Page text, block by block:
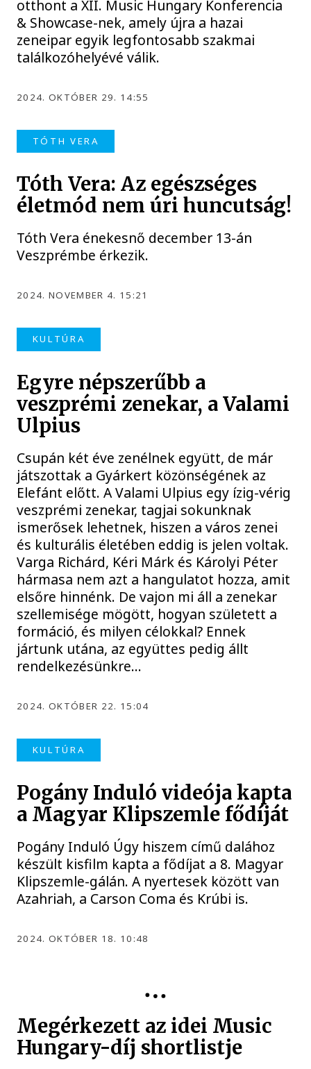
otthont a XII. Music Hungary Konferencia
& Showcase-nek, amely újra a hazai
zeneipar egyik legfontosabb szakmai
találkozóhelyévé válik.
2024. OKTÓBER 29. 14:55
TÓTH VERA
Tóth Vera: Az egészséges
életmód nem úri huncutság!
Tóth Vera énekesnő december 13-án
Veszprémbe érkezik.
2024. NOVEMBER 4. 15:21
KULTÚRA
Egyre népszerűbb a
veszprémi zenekar, a Valami
Ulpius
Csupán két éve zenélnek együtt, de már
játszottak a Gyárkert közönségének az
Elefánt előtt. A Valami Ulpius egy ízig-vérig
veszprémi zenekar, tagjai sokunknak
ismerősek lehetnek, hiszen a város zenei
és kulturális életében eddig is jelen voltak.
Varga Richárd, Kéri Márk és Károlyi Péter
hármasa nem azt a hangulatot hozza, amit
elsőre hinnénk. De vajon mi áll a zenekar
szellemisége mögött, hogyan született a
formáció, és milyen célokkal? Ennek
jártunk utána, az együttes pedig állt
rendelkezésünkre…
2024. OKTÓBER 22. 15:04
KULTÚRA
Pogány Induló videója kapta
a Magyar Klipszemle fődíját
Pogány Induló Úgy hiszem című dalához
készült kisfilm kapta a fődíjat a 8. Magyar
Klipszemle-gálán. A nyertesek között van
Azahriah, a Carson Coma és Krúbi is.
2024. OKTÓBER 18. 10:48
Megérkezett az idei Music
Hungary-díj shortlistje